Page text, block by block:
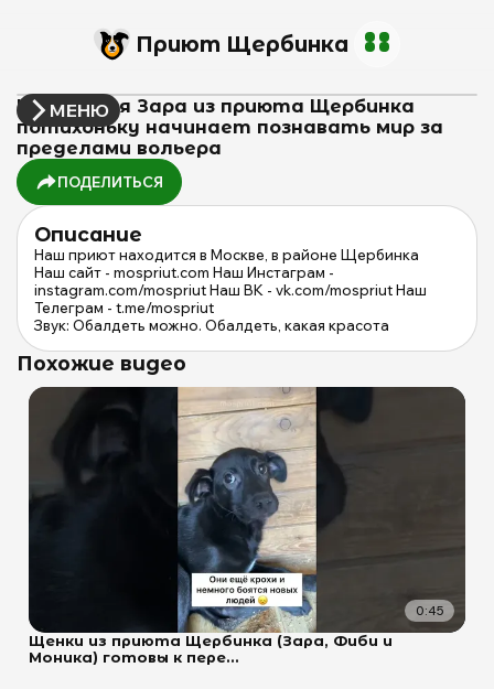
Приют Щербинка
МЕНЮ
Маленькая Зара из приюта Щербинка
потихоньку начинает познавать мир за
пределами вольера
ПОДЕЛИТЬСЯ
Описание
Наш приют находится в Москве, в районе Щербинка
Наш сайт - mospriut.com Наш Инстаграм -
instagram.com/mospriut Наш ВК - vk.com/mospriut Наш
Телеграм - t.me/mospriut
Звук: Обалдеть можно. Обалдеть, какая красота
Похожие видео
0:45
Щенки из приюта Щербинка (Зара, Фиби и
Моника) готовы к пере...